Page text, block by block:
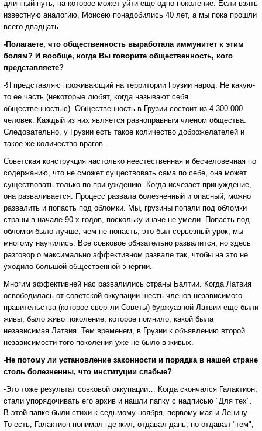
длинный путь, на которое может уйти еще одно поколение. Если взять
известную аналогию, Моисею понадобились 40 лет, а мы пока прошли
всего двадцать.
-Полагаете, что общественность выработала иммунитет к этим
болям? И вообще, когда Вы говорите общественность, кого
представляете?
-Я представляю проживающий на территории Грузии народ. Не какую-
то ее часть (некоторые любят, когда называют себя
общественностью). Общественность в Грузии состоит из 4 300 000
человек. Каждый из них является равноправным членом общества.
Следовательно, у Грузии есть такое количество доброжелателей и
такое же количество врагов.
Советская конструкция настолько неестественная и бесчеловечная по
содержанию, что не сможет существовать сама по себе, она может
существовать только по принуждению. Когда исчезает принуждение,
она разваливается. Процесс развала болезненный и опасный, можно
развалить и попасть под обломки. Мы, грузины попали под обломки
страны в начале 90-х годов, поскольку иначе не умели. Попасть под
обломки было лучше, чем не попасть, это был серьезный урок, мы
многому научились. Все совковое обязательно развалится, но здесь
разговор о максимально эффективном развале так, чтобы на это не
уходило большой общественной энергии.
Многим эффективней нас развалились страны Балтии. Когда Латвия
освободилась от советской оккупации шесть членов независимого
правительства (которое свергли Советы) буржуазной Латвии еще были
живы, было живо поколение, которое помнило, какой была
независимая Латвия. Тем временем, в Грузии к объявлению второй
независимости того поколения уже не было в живых.
-Не потому ли установление законности и порядка в нашей стране
столь болезненны, что институции слабые?
-Это тоже результат совковой оккупации… Когда скончался Галактион,
стали упорядочивать его архив и нашли папку с надписью "Для тех".
В этой папке были стихи к седьмому ноября, первому мая и Ленину.
То есть, Галактион понимал где жил, отдавал дань, но отдавал "тем",